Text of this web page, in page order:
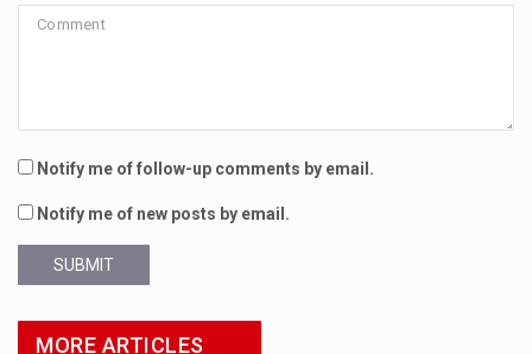
Notify me of follow-up comments by email.
Notify me of new posts by email.
SUBMIT
MORE ARTICLES